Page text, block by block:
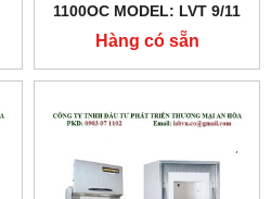
1100OC MODEL: LVT 9/11
Hàng có sẵn